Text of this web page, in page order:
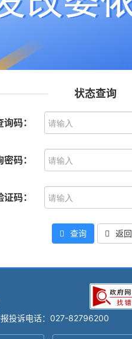
状态查询
询码：
码：
证码：
查询 返回
投诉电话：027-82796200